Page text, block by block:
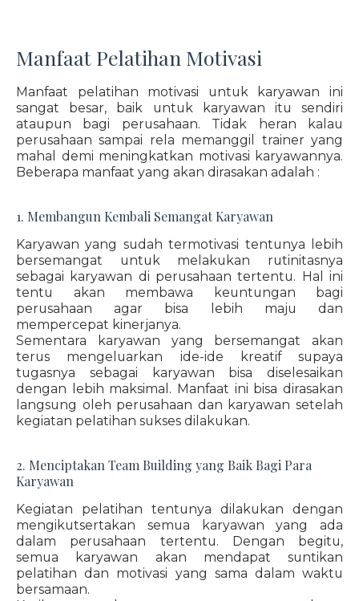
Manfaat Pelatihan Motivasi
Manfaat pelatihan motivasi untuk karyawan ini
sangat besar, baik untuk karyawan itu sendiri
ataupun bagi perusahaan. Tidak heran kalau
perusahaan sampai rela memanggil trainer yang
mahal demi meningkatkan motivasi karyawannya.
Beberapa manfaat yang akan dirasakan adalah :
1. Membangun Kembali Semangat Karyawan
Karyawan yang sudah termotivasi tentunya lebih
bersemangat untuk melakukan rutinitasnya
sebagai karyawan di perusahaan tertentu. Hal ini
tentu akan membawa keuntungan bagi
perusahaan agar bisa lebih maju dan
mempercepat kinerjanya.
Sementara karyawan yang bersemangat akan
terus mengeluarkan ide-ide kreatif supaya
tugasnya sebagai karyawan bisa diselesaikan
dengan lebih maksimal. Manfaat ini bisa dirasakan
langsung oleh perusahaan dan karyawan setelah
kegiatan pelatihan sukses dilakukan.
2. Menciptakan Team Building yang Baik Bagi Para
Karyawan
Kegiatan pelatihan tentunya dilakukan dengan
mengikutsertakan semua karyawan yang ada
dalam perusahaan tertentu. Dengan begitu,
semua karyawan akan mendapat suntikan
pelatihan dan motivasi yang sama dalam waktu
bersamaan.